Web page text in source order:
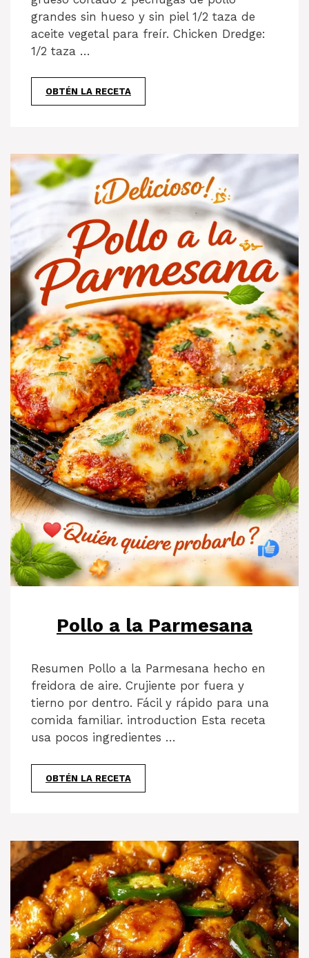
grandes sin hueso y sin piel 1/2 taza de
aceite vegetal para freír. Chicken Dredge:
1/2 taza …
OBTÉN LA RECETA
Pollo a la Parmesana
Resumen Pollo a la Parmesana hecho en
freidora de aire. Crujiente por fuera y
tierno por dentro. Fácil y rápido para una
comida familiar. introduction Esta receta
usa pocos ingredientes …
OBTÉN LA RECETA